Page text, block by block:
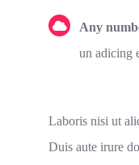
Any
un adicing
Laboris nisi ut
Duis aute irure